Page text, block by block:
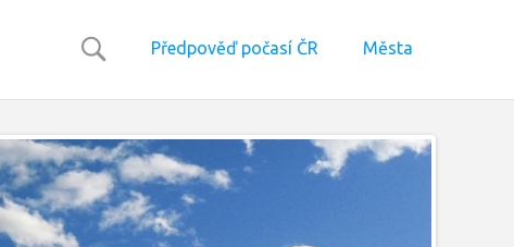
Předpověď počasí ČR Města